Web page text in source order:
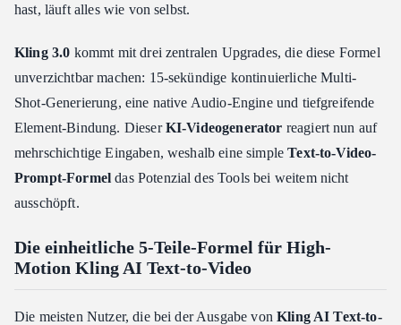
Text-Lettering-Fähigkeiten für Schilder und Titelkarten
Kostenaufstellung für Kling 3.0
Bezahlte Abonnement-Tarife
Starte noch heute mit deinem Multimodal-Prompt-Stack
hast, läuft alles wie von selbst.
Kling 3.0 kommt mit drei zentralen Upgrades, die diese Formel
unverzichtbar machen: 15-sekündige kontinuierliche Multi-
Shot-Generierung, eine native Audio-Engine und tiefgreifende
Element-Bindung. DieserKI-Videogenerator reagiert nun auf
mehrschichtige Eingaben, weshalb eine simpleText-to-Video-
Prompt-Formel das Potenzial des Tools bei weitem nicht
ausschöpft.
Die einheitliche 5-Teile-Formel für High-
Motion Kling AI Text-to-Video
Die meisten Nutzer, die bei der Ausgabe vonKling AI Text-to-